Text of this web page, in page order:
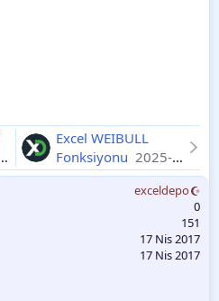
Excel WEIBULL
Fonksiyonu 2025-
11-11
exceldepo
0
151
17 Nis 2017
17 Nis 2017